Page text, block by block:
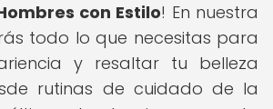
con Estilo! En nuestra
todo lo que necesitas para
y resaltar tu belleza
rutinas de cuidado de la